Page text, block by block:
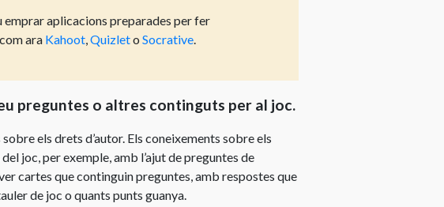
emprar aplicacions preparades per fer
ara Kahoot,Quizleto Socrative.
preguntes o altres continguts per al joc.
els drets d’autor. Els coneixements sobre els
joc, per exemple, amb l’ajut de preguntes de
cartes que continguin preguntes, amb respostes que
de joc o quants punts guanya.